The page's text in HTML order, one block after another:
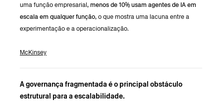
uma função empresarial, menos de 10% usam agentes de IA em
escala em qualquer função,o que mostra uma lacuna entre a
experimentação e a operacionalização.
McKinsey
A governança fragmentada é o principal obstáculo
estrutural para a escalabilidade.